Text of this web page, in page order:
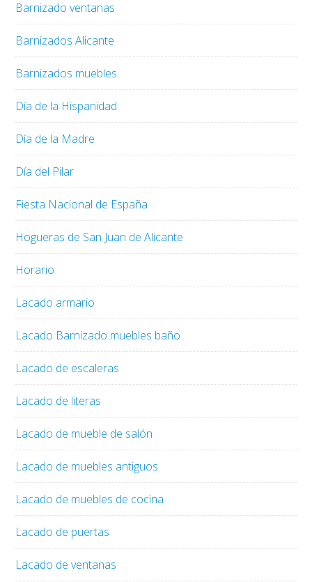
Barnizado ventanas
Barnizados Alicante
Barnizados muebles
Día de la Hispanidad
Día de la Madre
Día del Pilar
Fiesta Nacional de España
Hogueras de San Juan de Alicante
Horario
Lacado armario
Lacado Barnizado muebles baño
Lacado de escaleras
Lacado de literas
Lacado de mueble de salón
Lacado de muebles antiguos
Lacado de muebles de cocina
Lacado de puertas
Lacado de ventanas